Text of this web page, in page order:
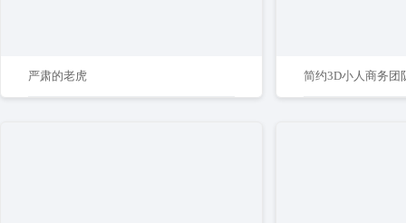
严肃的老虎 简约3D小人商务团